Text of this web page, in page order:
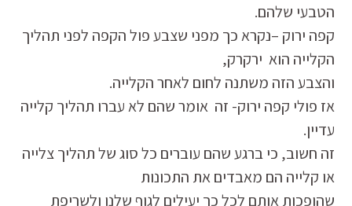
הטבעי שלהם.
קפה ירוק –נקרא כך מפני שצבע פול הקפה לפני תהליך
הקלייה הוא ירקרק,
והצבע הזה משתנה לחום לאחר הקלייה.
אז פולי קפה ירוק- זה אומר שהם לא עברו תהליך קלייה
עדיין.
זה חשוב, כי ברגע שהם עוברים כל סוג של תהליך צלייה
או קלייה הם מאבדים את התכונות
שהופכות אותם לכל כך יעילים לגוף שלנו ולשריפת